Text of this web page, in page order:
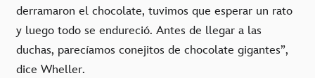
derramaron el chocolate, tuvimos que esperar un rato
y luego todo se endureció. Antes de llegar a las
duchas, parecíamos conejitos de chocolate gigantes”,
dice Wheller.